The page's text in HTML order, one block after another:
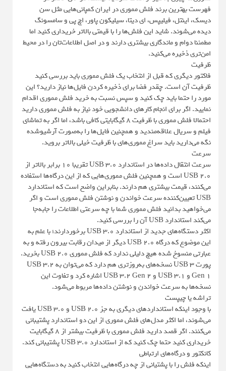
فهرست بهترین برند فلش مموری در ایران کمپانی‌هایی مثل سن
دیسک، اینتل، فیلیپس، ای‌ دیتا، سیلیکون پاور،‌ اچ پی و سامسونگ
دیده می‌شوند. شاید این فلش‌ها را با قیمتی بالاتر خریداری کنید اما
مطمئنا دوام و ماندگاری بیشتری دارند و در اصل اطلاعات‌تان را در محیط
امن‌تری ذخیره می‌کنید.
ظرفیت
فاکتور دیگری که قبل از انتخاب یک فلش مموری باید بررسی کنید
ظرفیت آن است. چقدر فضا برای ذخیره کردن فایل‌ها نیاز دارید؟ این
مورد را حتما باید چک کنید و سپس نسبت به خرید فلش مموری اقدام
نمایید. اگر برای انجام کارهای دانشجویی خود نیاز به فلش مموری دارید
احتمالا فلش مموری با ظرفیت ۸ گیگابایتی کافی باشد، اما اگر به تماشای
فیلم و سریال علاقه‌مندید و همچنین فایل‌ها را به‌صورت آرشیوشده
نگه می‌دارید باید سراغ مموری‌های با ظرفیت خیلی بالاتر بروید.
سرعت
سرعت انتقال داده‌ها در استاندارد USB 3.0 تقریبا ۱۰ برابر بالاتر از
USB 2.0 است و همچنین فلش مموری‌هایی که از این درگاه‌ها استفاده
می‌کنند، قیمت بیشتری هم دارند. بنابراین واضح است که استاندارد
USB تعیین‌کننده سرعت خواندن و نوشتن فلش مموری است و اگر
می‌خواهید بدانید فلش مموری شما با چه سرعتی اطلاعات را جابه‌جا
می‌کند استاندارد USB آن را بررسی کنید.
اکثر دستگاه‌های جدید از استاندارد USB 3.0 برخوردارند؛ با علم به
این موضوع که درگاه USB 2.0 دیگر از میدان رقابت بیرون رفته و به
عبارتی منسوخ شده هیچ دلیلی ندارد که فلش مموری USB 2.0 بخرید.
پورت USB 3 نسخه‌های به‌روزتری هم دارد که می‌توان به USB 3.2
Gen 1 و USB 3.1 و USB 3.2 Gen 2 اشاره کرد و تفاوت این
نسخه‌ها به سرعت خواندن و نوشتن داده‌ها مربوط می‌شود.
تراشه یا چیپست
با وجود اینکه استانداردهای دیگری به جز USB 2.0 و USB 3.0 یافت
می‌شوند، اما اکثر مدل‌های فلش مموری از این دو استاندارد پشتیبانی
می‌کنند. اگر قصد دارید فلش مموری با ظرفیت بیشتر از 8 گیگابایت
خریداری کنید حتما چک کنید که از استاندارد USB 3.0 پشتیبانی کند.
کانکتور و درگاه‌های ارتباطی
اینکه فلش را با پشتیانی از چه درگاه‌هایی انتخاب کنید به دستگاه‌هایی